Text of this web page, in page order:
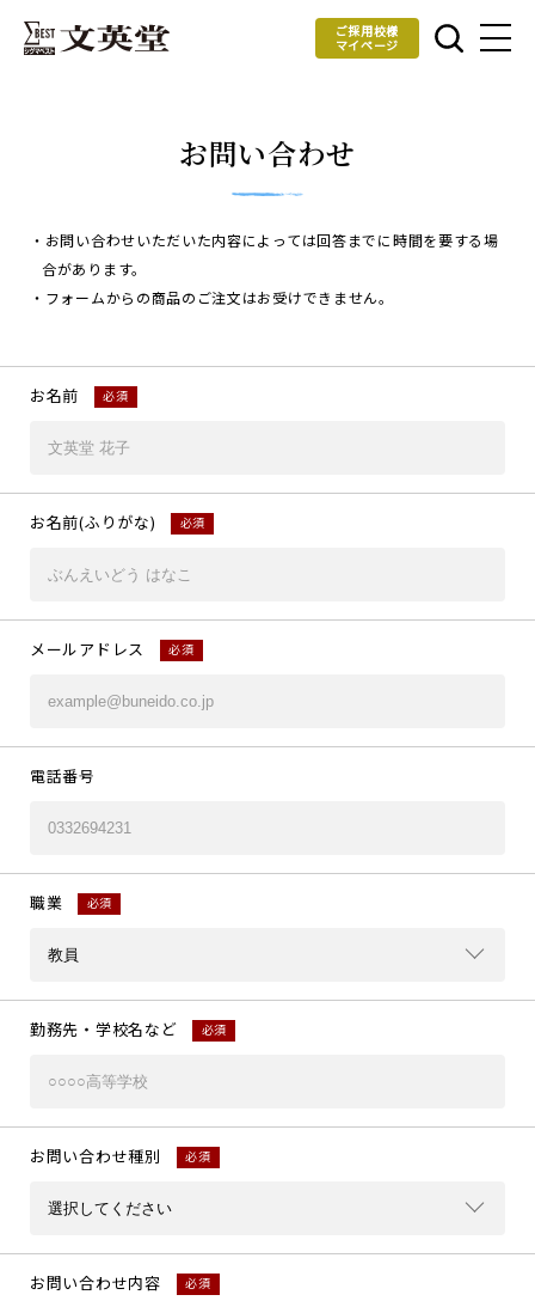
ご採用校様
マイページ
お問い合わせ
・お問い合わせいただいた内容によっては回答までに時間を要する場
合があります。
・フォームからの商品のご注文はお受けできません。
お名前 必須
お名前(ふりがな) 必須
メールアドレス 必須
電話番号
職業 必須
勤務先・学校名など 必須
お問い合わせ種別 必須
お問い合わせ内容 必須